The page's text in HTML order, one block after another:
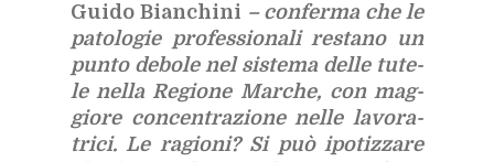
Gui­do Bian­chi­ni – con­fer­ma che le
pa­to­lo­gie pro­fes­sio­na­li re­sta­no un
pun­to de­bo­le nel si­ste­ma del­le tu­te­
le nel­la Re­gio­ne Mar­che, con mag­
gio­re con­cen­tra­zio­ne nel­le la­vo­ra­
tri­ci. Le ra­gio­ni? Si può ipo­tiz­za­re